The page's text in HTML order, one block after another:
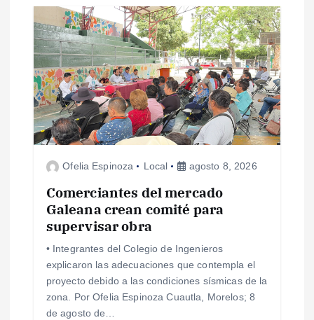
Ofelia Espinoza Local agosto 8, 2026
Comerciantes del mercado
Galeana crean comité para
supervisar obra
• Integrantes del Colegio de Ingenieros
explicaron las adecuaciones que contempla el
proyecto debido a las condiciones sísmicas de la
zona. Por Ofelia Espinoza Cuautla, Morelos; 8
de agosto de…